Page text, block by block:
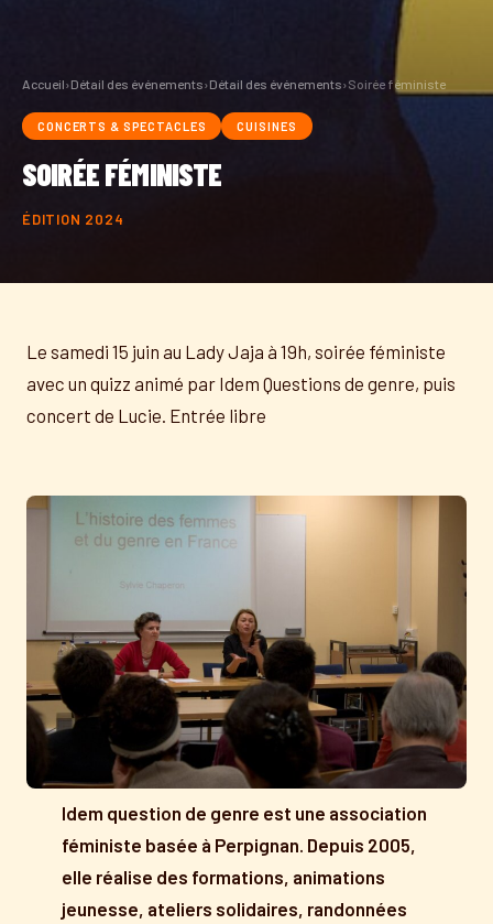
Accueil›Détail des événements›Détail des événements›Soirée féministe
CONCERTS & SPECTACLES CUISINES
SOIRÉE FÉMINISTE
ÉDITION 2024
Le samedi 15 juin au Lady Jaja à 19h, soirée féministe
avec un quizz animé par Idem Questions de genre, puis
concert de Lucie. Entrée libre
Idem question de genre est une association
féministe basée à Perpignan. Depuis 2005,
elle réalise des formations, animations
jeunesse, ateliers solidaires, randonnées